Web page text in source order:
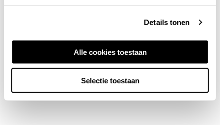
Details tonen
Alle cookies toestaan
Selectie toestaan